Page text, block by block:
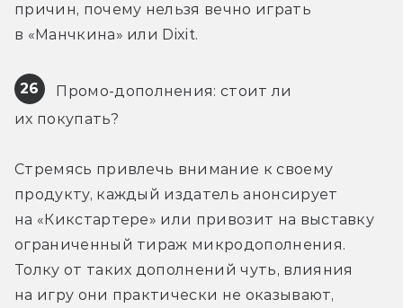
причин, почему нельзя вечно играть
в «Манчкина» или Dixit.
26
Промо-дополнения: стоит ли
их покупать?
Стремясь привлечь внимание к своему
продукту, каждый издатель анонсирует
на «Кикстартере» или привозит на выставку
ограниченный тираж микродополнения.
Толку от таких дополнений чуть, влияния
на игру они практически не оказывают,